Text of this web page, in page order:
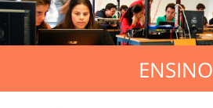
ENSINO